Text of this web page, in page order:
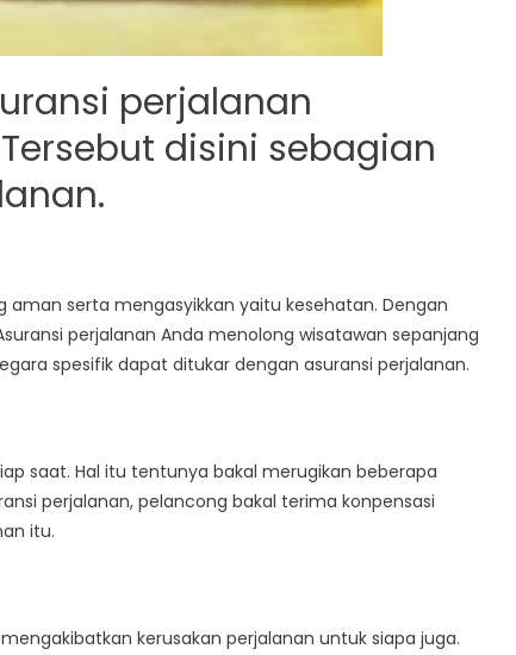
perjalanan
Tersebut disini sebagian
aman serta mengasyikkan yaitu kesehatan. Dengan
perjalanan Anda menolong wisatawan sepanjang
spesifik dapat ditukar dengan asuransi perjalanan.
saat. Hal itu tentunya bakal merugikan beberapa
perjalanan, pelancong bakal terima konpensasi
itu.
mengakibatkan kerusakan perjalanan untuk siapa juga.